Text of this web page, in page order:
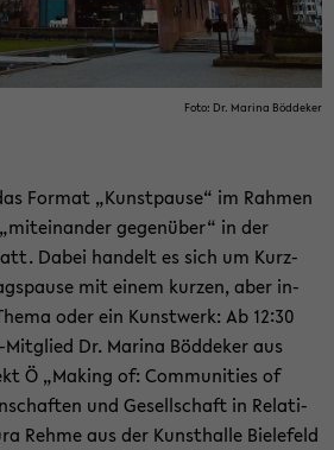
Foto: Dr. Ma­ri­na Böd­de­ker
For­mat „Kunst­pau­se“ im Rah­men
ge­gen­über“ in der
Dabei han­delt es sich um Kurz­
mit einem kur­zen, aber in­
oder ein Kunst­werk: Ab 12:30
​Mitglied Dr. Ma­ri­na Böd­de­ker aus
Ö „Ma­king of: Com­mu­nities of
und Ge­sell­schaft in Re­la­ti­
Rehme aus der Kunst­hal­le Bie­le­feld